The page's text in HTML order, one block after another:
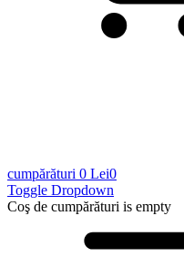
cumpărături 0 Lei0
Toggle Dropdown
Coş de cumpărături is empty